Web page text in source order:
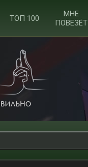
ТОП 100
МНЕ
ПОВЕЗЁТ